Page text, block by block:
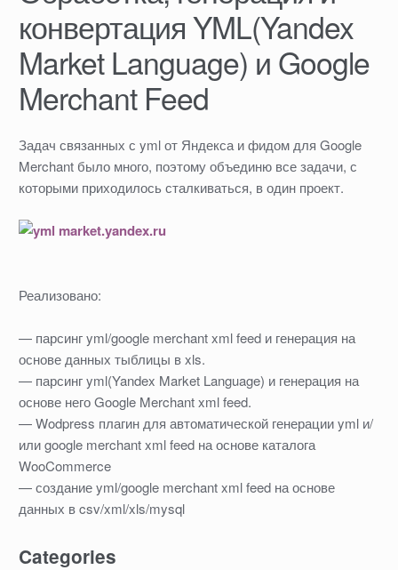
конвертация YML(Yandex
Market Language) и Google
Merchant Feed
Задач связанных с yml от Яндекса и фидом для Google
Merchant было много, поэтому объединю все задачи, с
которыми приходилось сталкиваться, в один проект.
Реализовано:
— парсинг yml/google merchant xml feed и генерация на
основе данных тыблицы в xls.
— парсинг yml(Yandex Market Language) и генерация на
основе него Google Merchant xml feed.
— Wodpress плагин для автоматической генерации yml и/
или google merchant xml feed на основе каталога
WooCommerce
— создание yml/google merchant xml feed на основе
данных в csv/xml/xls/mysql
Categories